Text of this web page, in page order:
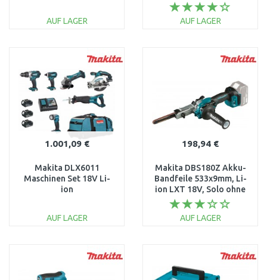
AUF LAGER
Vergleichen
AUF LAGER
1.001,09 €
Makita DLX6011
Maschinen Set 18V Li-
ion
AUF LAGER
198,94 €
Makita DBS180Z Akku-
Bandfeile 533x9mm, Li-
ion LXT 18V, Solo ohne
Akku
AUF LAGER
Vergleichen